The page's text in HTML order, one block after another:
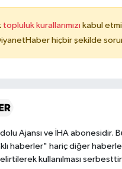
topluluk kurallarımızı kabul
hiçbir şekilde
Ajansı ve İHA abonesidir.
haberler" hariç diğer
kullanılması